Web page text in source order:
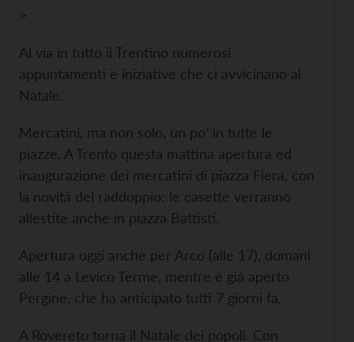
>
Al via in tutto il Trentino numerosi
appuntamenti e iniziative che ci avvicinano al
Natale.
Mercatini, ma non solo, un po’ in tutte le
piazze. A Trento questa mattina apertura ed
inaugurazione dei mercatini di piazza Fiera, con
la novità del raddoppio: le casette verranno
allestite anche in piazza Battisti.
Apertura oggi anche per Arco (alle 17), domani
alle 14 a Levico Terme, mentre è già aperto
Pergine, che ha anticipato tutti 7 giorni fa.
A Rovereto torna il Natale dei popoli. Con